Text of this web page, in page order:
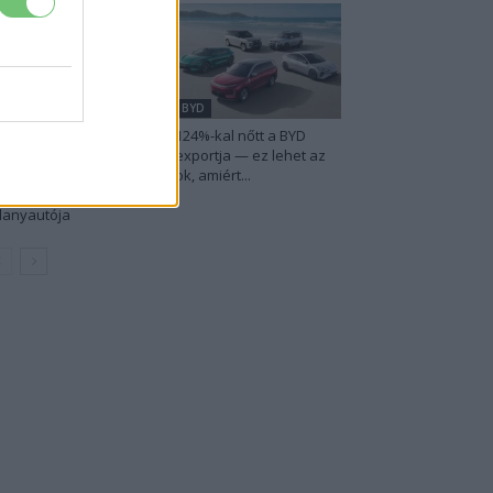
BYD
124%-kal nőtt a BYD
exportja — ez lehet az
ok, amiért...